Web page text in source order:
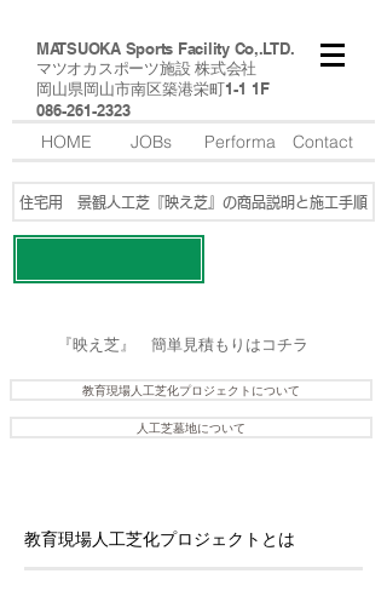
MATSUOKA Sports Facility Co,.LTD.
マツオカスポーツ施設 株式会社
​岡山県岡山市南区築港栄町1-1 1F
​086-261-2323
HOME JOBs Performa Contact
教育現場人工芝化プロジェクトについて
人工芝墓地について
住宅用 景観人工芝『映え芝』の商品説明と施工手順
​『映え芝』 簡単見積もりはコチラ
​教育現場人工芝化プロジェクトとは